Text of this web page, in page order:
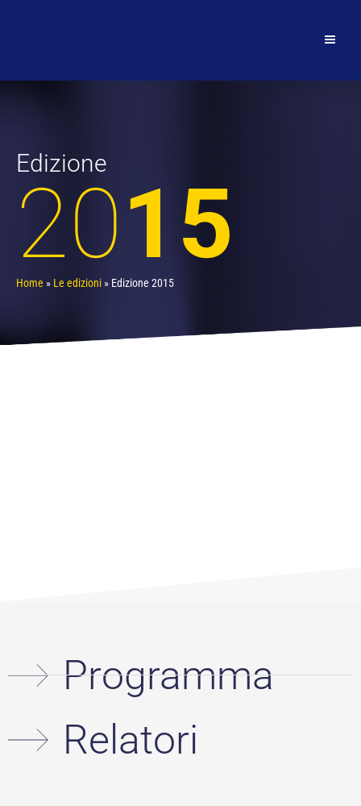
Edizione
2015
Home » Le edizioni » Edizione 2015
Programma
Relatori